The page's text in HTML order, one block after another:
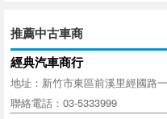
推薦中古車商
經典汽車商行
地址：新竹市東區前溪里經國路
聯絡電話：03-5333999